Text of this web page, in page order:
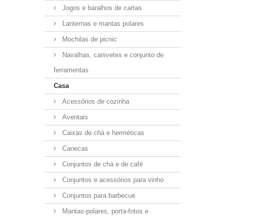
Jogos e baralhos de cartas
Lanternas e mantas polares
Mochilas de picnic
Navalhas, canivetes e conjunto de
ferramentas
Casa
Acessórios de cozinha
Aventais
Caixas de chá e herméticas
Canecas
Conjuntos de chá e de café
Conjuntos e acessórios para vinho
Conjuntos para barbecue
Mantas-polares, porta-fotos e